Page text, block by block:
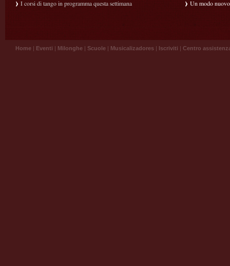
I corsi di tango in programma questa settimana
Un modo
Home | Eventi | Milonghe | Scuole | Musicalizadores | Iscriviti | Centro